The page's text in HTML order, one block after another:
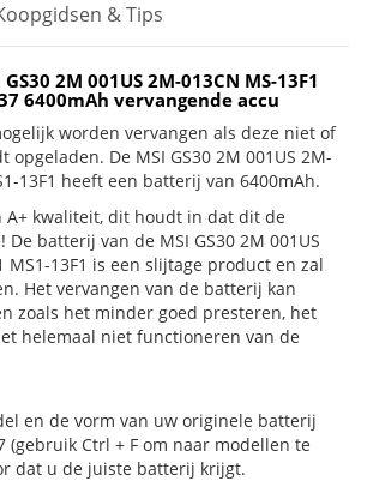
& Tips
2M 001US 2M-013CN MS-13F1
6400mAh vervangende accu
worden vervangen als deze niet of
De MSI GS30 2M 001US 2M-
13F1 heeft een batterij van 6400mAh.
A+ kwaliteit, dit houdt in dat dit de
batterij van de MSI GS30 2M 001US
MS1-13F1 is een slijtage product en zal
Het vervangen van de batterij kan
zoals het minder goed presteren, het
helemaal niet functioneren van de
en de vorm van uw originele batterij
(gebruik Ctrl + F om naar modellen te
dat u de juiste batterij krijgt.